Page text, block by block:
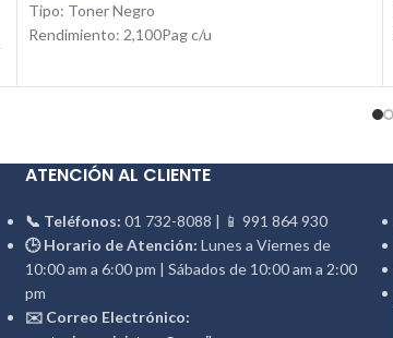
Tipo: Toner Negro
Rendimiento: 2,100Pag c/u
Producto: Original
ATENCIÓN AL CLIENTE
📞 Teléfonos: 01 732-8088 | 📱 991 864 930
🕒 Horario de Atención: Lunes a Viernes de
10:00 am a 6:00 pm | Sábados de 10:00 am a 2:00
pm
✉️ Correo Electrónico: